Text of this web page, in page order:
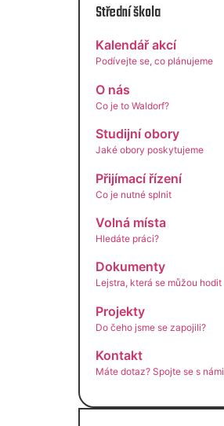
Střední škola
Kalendář akcí
Podívejte se, co plánujeme
O nás
Co je to Waldorf?
Studijní obory
Jaké obory poskytujeme
Přijímací řízení
Co je nutné splnit
Volná místa
Hledáte práci?
Dokumenty
Lejstra, která se můžou hodit
Projekty
Do čeho jsme se zapojili?
Kontakt
Máte dotaz? Spojte se s námi